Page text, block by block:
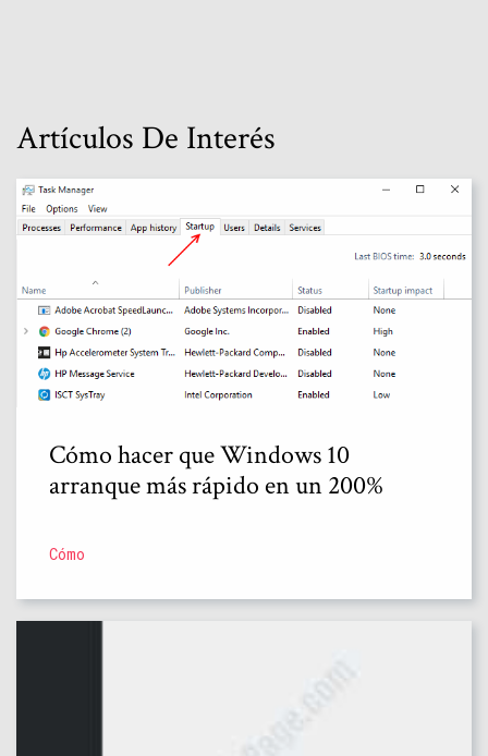
Artículos De Interés
Cómo hacer que Windows 10
arranque más rápido en un 200%
Cómo